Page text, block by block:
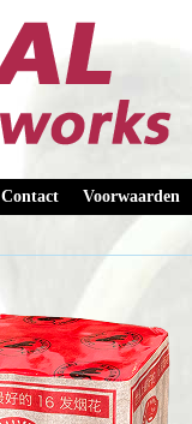
Contact Voorwaarden